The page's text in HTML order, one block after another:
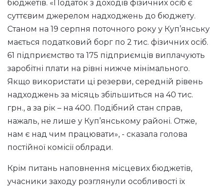
бюджетів. «Податок з доходів фізичних осіб є
суттєвим джерелом надходжень до бюджету.
Станом на 19 серпня поточного року у Куп’янську
мається податковий борг по 2 тис. фізичних осіб.
61 підприємство та 175 підприємців виплачують
заробітні плати на рівні нижче мінімального.
Якщо використати ці резерви, середній рівень
надходжень за місяць збільшиться на 40 тис.
грн., а за рік – на 400. Подібний стан справ,
нажаль, не лише у Куп’янському районі. Отже,
нам є над чим працювати», - сказала голова
постійної комісії облради.
Крім питань наповнення місцевих бюджетів,
учасники заходу розглянули особливості їх